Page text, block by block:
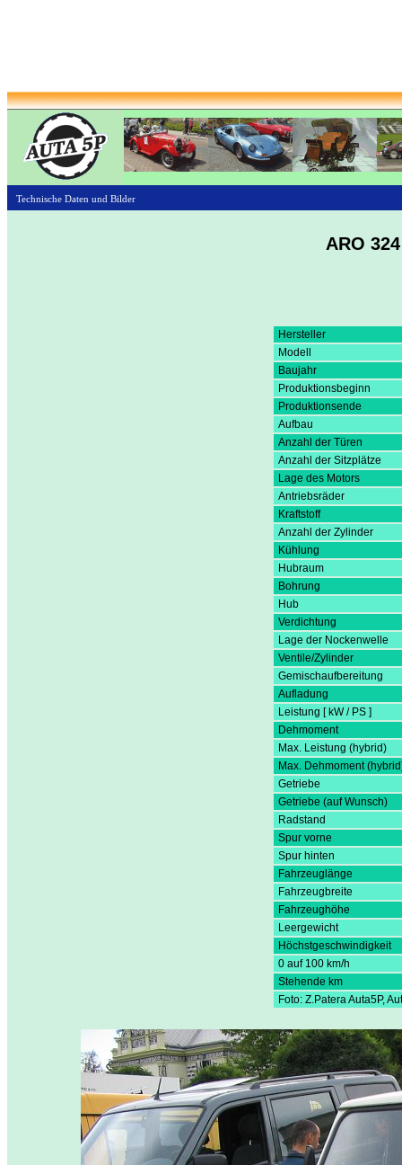
Technische Daten und Bilder
ARO
Hersteller
Modell
Baujahr
Produktionsbeginn
Produktionsende
Aufbau
Anzahl der Türen
Anzahl der Sitzplätze
Lage des Motors
Antriebsräder
Kraftstoff
Anzahl der Zylinder
Kühlung
Hubraum
Bohrung
Hub
Verdichtung
Lage der Nockenwelle
Ventile/Zylinder
Gemischaufbereitung
Aufladung
Leistung [ kW / PS ]
Dehmoment
Max. Leistung (hybrid)
Max. Dehmoment
Getriebe
Getriebe (auf Wunsch)
Radstand
Spur vorne
Spur hinten
Fahrzeuglänge
Fahrzeugbreite
Fahrzeughöhe
Leergewicht
Höchstgeschwindigkeit
0 auf 100 km/h
Stehende km
Foto: Z.Patera Auta5P,